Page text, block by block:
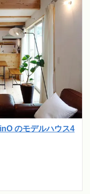
のモデルハウス4